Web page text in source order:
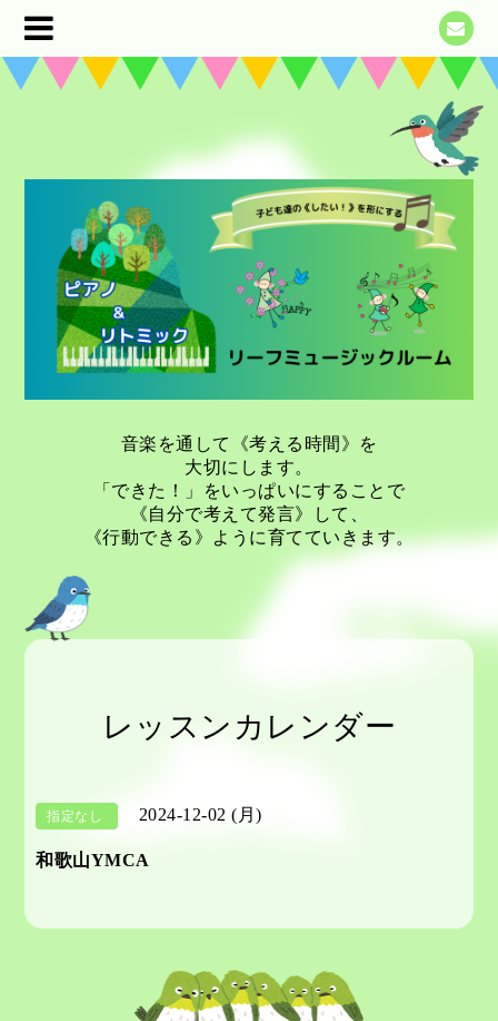
音楽を通して《考える時間》を
大切にします。
「できた！」をいっぱいにすることで
《自分で考えて発言》して、
《行動できる》ように育てていきます。
レッスンカレンダー
指定なし 2024-12-02 (月)
和歌山YMCA